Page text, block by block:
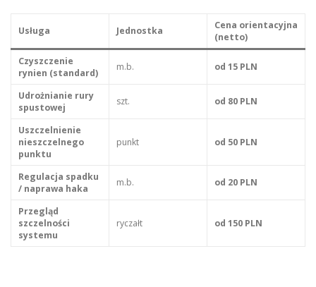
Usługa Jednostka
Cena orientacyjna
(netto)
Czyszczenie
rynien (standard)
m.b. od 15 PLN
Udrożnianie rury
spustowej
szt. od 80 PLN
Uszczelnienie
nieszczelnego
punktu
punkt od 50 PLN
Regulacja spadku
/ naprawa haka
m.b. od 20 PLN
Przegląd
szczelności
systemu
ryczałt od 150 PLN